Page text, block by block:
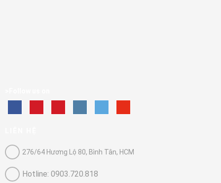
276/64 Hương Lộ 80, Bình Tân, HCM
Hotline: 0903.720.818